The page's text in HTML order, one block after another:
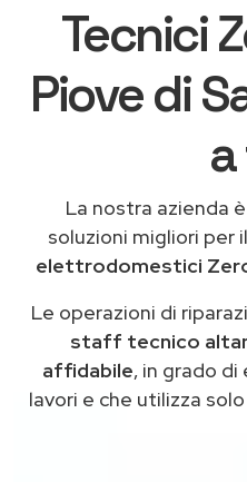
Tecnici
Piove di
La nostra azienda
soluzioni migliori per
elettrodomestici
Le operazioni di
staff tecnico
affidabile, in grado
lavori e che utilizza solo